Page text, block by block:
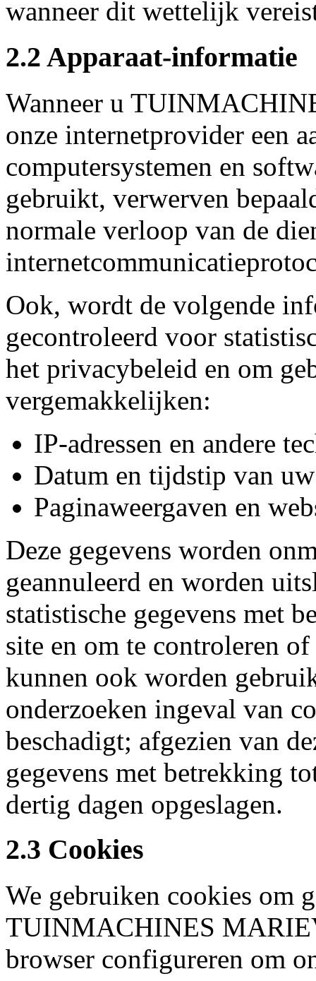
wanneer dit wettelijk
2.2 Apparaat-informatie
Wanneer u
onze internetprovider een
computersystemen en
gebruikt, verwerven
normale verloop van de
Ook, wordt de volgende
gecontroleerd voor
het privacybeleid en om
vergemakkelijken:
IP-adressen en andere
Datum en tijdstip van
Paginaweergaven en
Deze gegevens worden
geannuleerd en worden
statistische gegevens met
site en om te controleren
kunnen ook worden
onderzoeken ingeval van
beschadigt; afgezien van
gegevens met betrekking
dertig dagen opgeslagen.
2.3 Cookies
We gebruiken cookies om
TUINMACHINES
browser configureren om